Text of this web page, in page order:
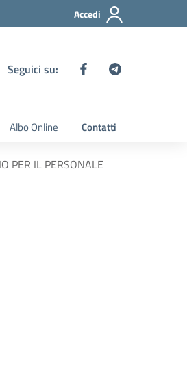
Accedi
Seguici su:
Albo Online Contatti
PER IL PERSONALE